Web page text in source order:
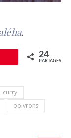
.
24
PARTAGES
curry
poivrons